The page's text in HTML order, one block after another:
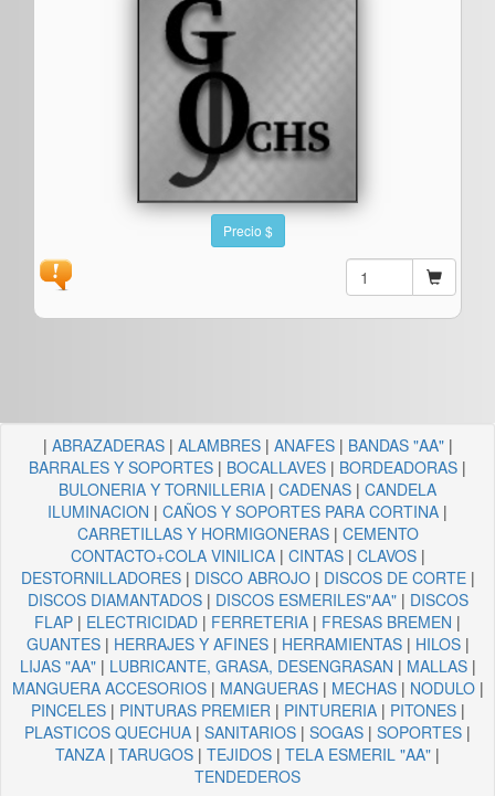
Precio $
| ABRAZADERAS| ALAMBRES| ANAFES| BANDAS "AA"|
BARRALES Y SOPORTES | BOCALLAVES | BORDEADORAS |
BULONERIA Y TORNILLERIA | CADENAS | CANDELA
ILUMINACION | CAÑOS Y SOPORTES PARA CORTINA |
CARRETILLAS Y HORMIGONERAS| CEMENTO
CONTACTO+COLA VINILICA| CINTAS| CLAVOS|
DESTORNILLADORES| DISCO ABROJO| DISCOS DE CORTE|
DISCOS DIAMANTADOS| DISCOS ESMERILES"AA"| DISCOS
FLAP | ELECTRICIDAD | FERRETERIA | FRESAS BREMEN |
GUANTES| HERRAJES Y AFINES| HERRAMIENTAS| HILOS|
LIJAS "AA"| LUBRICANTE, GRASA, DESENGRASAN | MALLAS|
MANGUERA ACCESORIOS| MANGUERAS| MECHAS| NODULO|
PINCELES| PINTURAS PREMIER | PINTURERIA| PITONES|
PLASTICOS QUECHUA | SANITARIOS | SOGAS | SOPORTES |
TANZA | TARUGOS | TEJIDOS | TELA ESMERIL "AA" |
TENDEDEROS